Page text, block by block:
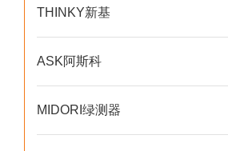
THINKY新基
ASK阿斯科
MIDORI绿测器